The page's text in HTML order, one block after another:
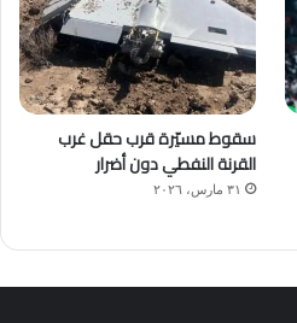
سقوط مسيّرة قرب حقل غرب
القرنة النفطي دون أضرار
٣١ مارس، ٢٠٢٦